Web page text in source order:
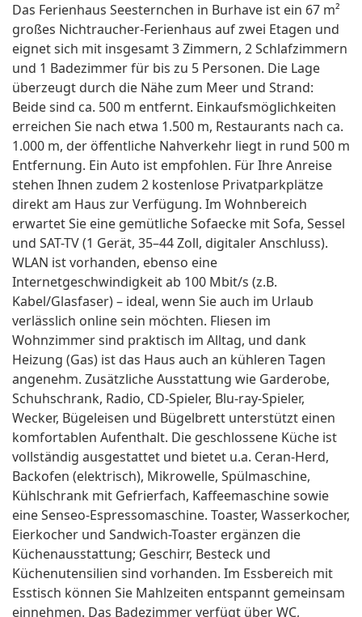
Das Ferienhaus Seesternchen in Burhave ist ein 67 m²
großes Nichtraucher-Ferienhaus auf zwei Etagen und
eignet sich mit insgesamt 3 Zimmern, 2 Schlafzimmern
und 1 Badezimmer für bis zu 5 Personen. Die Lage
überzeugt durch die Nähe zum Meer und Strand:
Beide sind ca. 500 m entfernt. Einkaufsmöglichkeiten
erreichen Sie nach etwa 1.500 m, Restaurants nach ca.
1.000 m, der öffentliche Nahverkehr liegt in rund 500 m
Entfernung. Ein Auto ist empfohlen. Für Ihre Anreise
stehen Ihnen zudem 2 kostenlose Privatparkplätze
direkt am Haus zur Verfügung. Im Wohnbereich
erwartet Sie eine gemütliche Sofaecke mit Sofa, Sessel
und SAT-TV (1 Gerät, 35–44 Zoll, digitaler Anschluss).
WLAN ist vorhanden, ebenso eine
Internetgeschwindigkeit ab 100 Mbit/s (z.B.
Kabel/Glasfaser) – ideal, wenn Sie auch im Urlaub
verlässlich online sein möchten. Fliesen im
Wohnzimmer sind praktisch im Alltag, und dank
Heizung (Gas) ist das Haus auch an kühleren Tagen
angenehm. Zusätzliche Ausstattung wie Garderobe,
Schuhschrank, Radio, CD-Spieler, Blu-ray-Spieler,
Wecker, Bügeleisen und Bügelbrett unterstützt einen
komfortablen Aufenthalt. Die geschlossene Küche ist
vollständig ausgestattet und bietet u.a. Ceran-Herd,
Backofen (elektrisch), Mikrowelle, Spülmaschine,
Kühlschrank mit Gefrierfach, Kaffeemaschine sowie
eine Senseo-Espressomaschine. Toaster, Wasserkocher,
Eierkocher und Sandwich-Toaster ergänzen die
Küchenausstattung; Geschirr, Besteck und
Küchenutensilien sind vorhanden. Im Essbereich mit
Esstisch können Sie Mahlzeiten entspannt gemeinsam
einnehmen. Das Badezimmer verfügt über WC,